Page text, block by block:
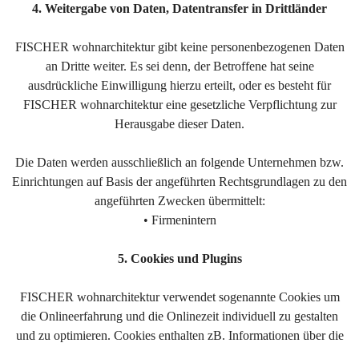
4. Weitergabe von Daten, Datentransfer in Drittländer
FISCHER wohnarchitektur gibt keine personenbezogenen Daten
an Dritte weiter. Es sei denn, der Betroffene hat seine
ausdrückliche Einwilligung hierzu erteilt, oder es besteht für
FISCHER wohnarchitektur eine gesetzliche Verpflichtung zur
Herausgabe dieser Daten.
Die Daten werden ausschließlich an folgende Unternehmen bzw.
Einrichtungen auf Basis der angeführten Rechtsgrundlagen zu den
angeführten Zwecken übermittelt:
• Firmenintern
5. Cookies und Plugins
FISCHER wohnarchitektur verwendet sogenannte Cookies um
die Onlineerfahrung und die Onlinezeit individuell zu gestalten
und zu optimieren. Cookies enthalten zB. Informationen über die